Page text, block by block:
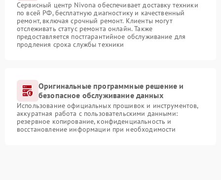
Сервисный центр Nivona обеспечивает доставку техники
по всей РФ, бесплатную диагностику и качественный
ремонт, включая срочный ремонт. Клиенты могут
отслеживать статус ремонта онлайн. Также
предоставляется постгарантийное обслуживание для
продления срока службы техники
Оригинальные программные решение и
безопасное обслуживание данных
Использование официальных прошивок и инструментов,
аккуратная работа с пользовательскими данными:
резервное копирование, конфиденциальность и
восстановление информации при необходимости